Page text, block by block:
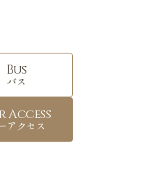
Bus
バス
Access
アクセス